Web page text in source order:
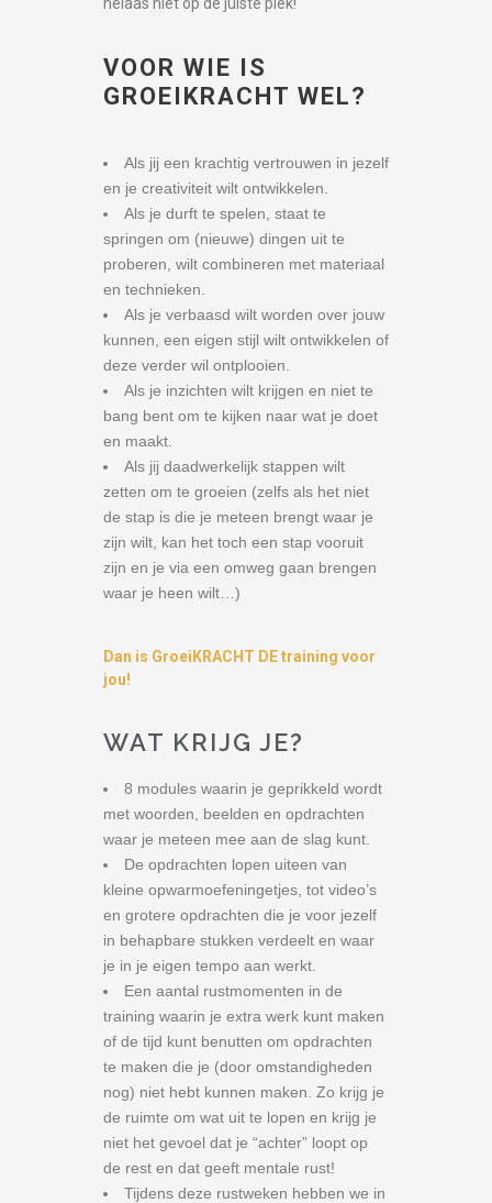
VOOR WIE IS
GROEIKRACHT WEL?
Als jij een krachtig vertrouwen in jezelf
en je creativiteit wilt ontwikkelen.
Als je durft te spelen, staat te
springen om (nieuwe) dingen uit te
proberen, wilt combineren met materiaal
en technieken.
Als je verbaasd wilt worden over jouw
kunnen, een eigen stijl wilt ontwikkelen of
deze verder wil ontplooien.
Als je inzichten wilt krijgen en niet te
bang bent om te kijken naar wat je doet
en maakt.
Als jij daadwerkelijk stappen wilt
zetten om te groeien (zelfs als het niet
de stap is die je meteen brengt waar je
zijn wilt, kan het toch een stap vooruit
zijn en je via een omweg gaan brengen
waar je heen wilt…)
Dan is GroeiKRACHT DE training voor
jou!
WAT KRIJG JE?
8 modules waarin je geprikkeld wordt
met woorden, beelden en opdrachten
waar je meteen mee aan de slag kunt.
De opdrachten lopen uiteen van
kleine opwarmoefeningetjes, tot video’s
en grotere opdrachten die je voor jezelf
in behapbare stukken verdeelt en waar
je in je eigen tempo aan werkt.
Een aantal rustmomenten in de
training waarin je extra werk kunt maken
of de tijd kunt benutten om opdrachten
te maken die je (door omstandigheden
nog) niet hebt kunnen maken. Zo krijg je
de ruimte om wat uit te lopen en krijg je
niet het gevoel dat je “achter” loopt op
de rest en dat geeft mentale rust!
Tijdens deze rustweken hebben we in